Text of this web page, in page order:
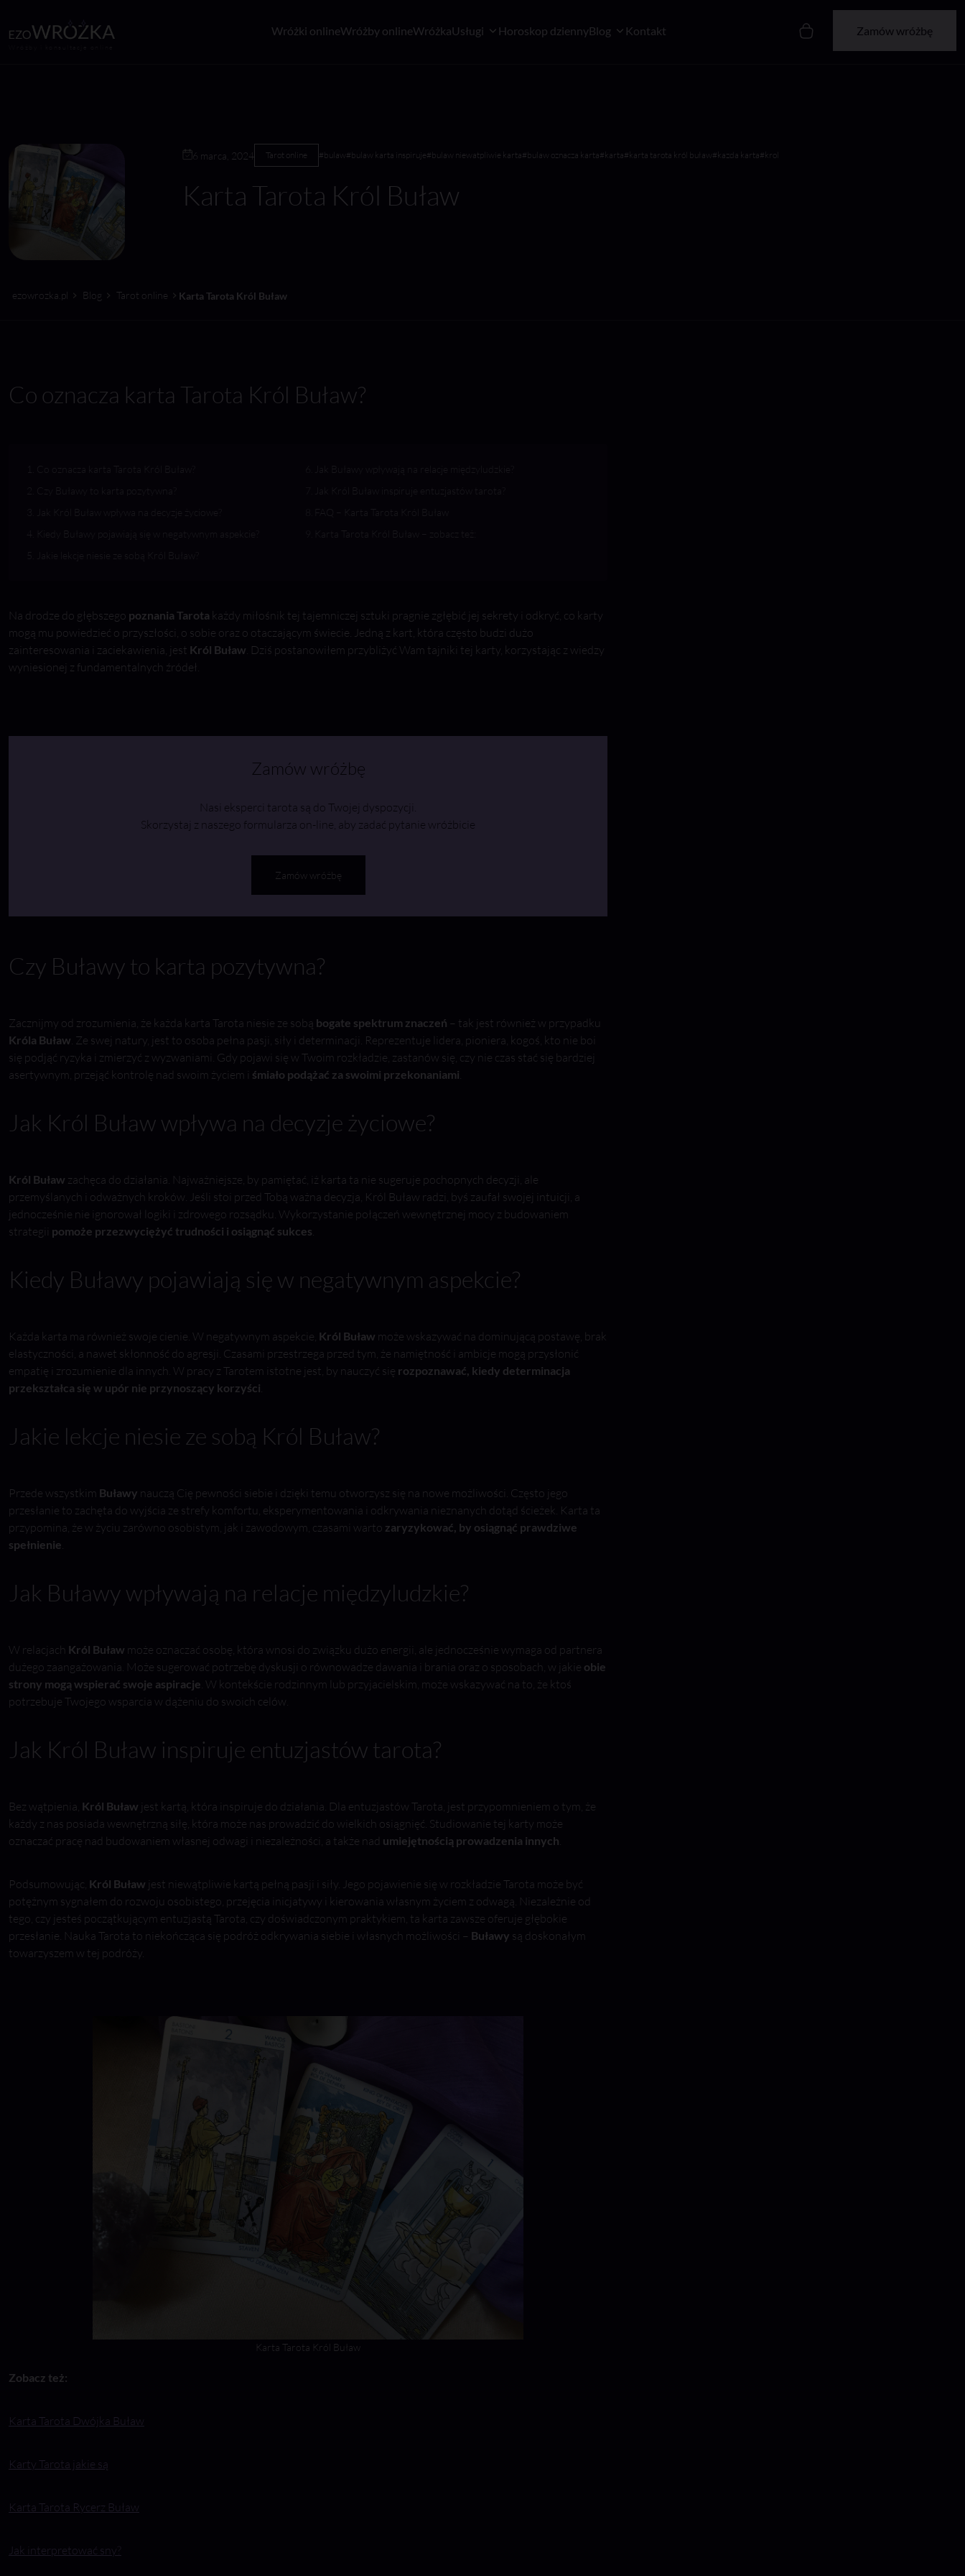
Wróżki onlineWróżby onlineWróżkaUsługi Horoskop dziennyBlog Kontakt Zamów wróżbę
6 marca, 2024 Tarot online #bulaw #bulaw karta inspiruje#bulaw niewatpliwie karta#bulaw oznacza karta#karta#karta tarota król buław #kazda karta#krol
Karta Tarota Król Buław
ezowrozka.pl Blog Tarot online Karta Tarota Król Buław
Co oznacza karta Tarota Król Buław?
Na drodze do głębszego poznania Tarota każdy miłośnik tej tajemniczej sztuki pragnie zgłębić jej sekrety i odkryć, co karty
mogą mu powiedzieć o przyszłości, o sobie oraz o otaczającym świecie. Jedną z kart, która często budzi dużo
zainteresowania i zaciekawienia, jest Król Buław. Dziś postanowiłem przybliżyć Wam tajniki tej karty, korzystając z wiedzy
wyniesionej z fundamentalnych źródeł.
Zamów wróżbę
Nasi eksperci tarota są do Twojej dyspozycji.
Skorzystaj z naszego formularza on-line, aby zadać pytanie wróżbicie
Zamów wróżbę
Czy Buławy to karta pozytywna?
Zacznijmy od zrozumienia, że każda karta Tarota niesie ze sobą bogate spektrum znaczeń – tak jest również w przypadku
Króla Buław. Ze swej natury, jest to osoba pełna pasji, siły i determinacji. Reprezentuje lidera, pioniera, kogoś, kto nie boi
się podjąć ryzyka i zmierzyć z wyzwaniami. Gdy pojawi się w Twoim rozkładzie, zastanów się, czy nie czas stać się bardziej
asertywnym, przejąć kontrolę nad swoim życiem i
śmiało podążać za swoimi przekonaniami.
Jak Król Buław wpływa na decyzje życiowe?
Król Buław zachęca do działania. Najważniejsze, by pamiętać, iż karta ta nie sugeruje pochopnych decyzji, ale
przemyślanych i odważnych kroków. Jeśli stoi przed Tobą ważna decyzja, Król Buław radzi, byś zaufał swojej intuicji, a
jednocześnie nie ignorował logiki i zdrowego rozsądku. Wykorzystanie połączeń wewnętrznej mocy z budowaniem
strategii pomoże przezwyciężyć trudności i osiągnąć sukces.
Kiedy Buławy pojawiają się w negatywnym aspekcie?
Każda karta ma również swoje cienie. W negatywnym aspekcie, Król Buław może wskazywać na dominującą postawę, brak
elastyczności, a nawet skłonność do agresji. Czasami przestrzega przed tym, że namiętność i ambicje mogą przysłonić
empatię i zrozumienie dla innych. W pracy z Tarotem istotne jest, by nauczyć się rozpoznawać, kiedy determinacja
przekształca się w upór nie przynoszący korzyści.
Jakie lekcje niesie ze sobą Król Buław?
Przede wszystkim Buławy nauczą Cię pewności siebie i dzięki temu otworzysz się na nowe możliwości. Często jego
przesłanie to zachęta do wyjścia ze strefy komfortu, eksperymentowania i odkrywania nieznanych dotąd ścieżek. Karta ta
przypomina, że w życiu zarówno osobistym, jak i zawodowym, czasami warto zaryzykować, by osiągnąć prawdziwe
spełnienie.
Jak Buławy wpływają na relacje międzyludzkie?
W relacjach Król Buław może oznaczać osobę, która wnosi do związku dużo energii, ale jednocześnie wymaga od partnera
dużego zaangażowania. Może sugerować potrzebę dyskusji o równowadze dawania i brania oraz o sposobach, w jakie obie
strony mogą wspierać swoje aspiracje. W kontekście rodzinnym lub przyjacielskim, może wskazywać na to, że ktoś
potrzebuje Twojego wsparcia w dążeniu do swoich celów.
Jak Król Buław inspiruje entuzjastów tarota?
Bez wątpienia, Król Buław jest kartą, która inspiruje do działania. Dla entuzjastów Tarota, jest przypomnieniem o tym, że
każdy z nas posiada wewnętrzną siłę, która może nas prowadzić do wielkich osiągnięć. Studiowanie tej karty może
oznaczać pracę nad budowaniem własnej odwagi i niezależności, a także nad umiejętnością prowadzenia innych.
Podsumowując, Król Buław jest niewątpliwie kartą pełną pasji i siły. Jego pojawienie się w rozkładzie Tarota może być
potężnym sygnałem do rozwoju osobistego, przejęcia inicjatywy i kierowania własnym życiem z odwagą. Niezależnie od
tego, czy jesteś początkującym entuzjastą Tarota, czy doświadczonym praktykiem, ta karta zawsze oferuje głębokie
przesłanie. Nauka Tarota to niekończąca się podróż odkrywania siebie i własnych możliwości – Buławy są doskonałym
towarzyszem w tej podróży.
Karta Tarota Król Buław
Zobacz też:
Karta Tarota Dwójka Buław
Karty Tarota jakie są
Karta Tarota Rycerz Buław
Jak interpretować sny?